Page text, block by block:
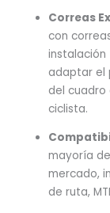
Correas
con
instalación
adaptar el
del cuadro
ciclista.
mayoría
mercado,
de ruta,